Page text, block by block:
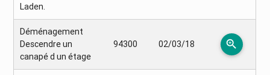
Laden.
Déménagement
Descendre un
canapé d un étage
94300 02/03/18 zoom_in